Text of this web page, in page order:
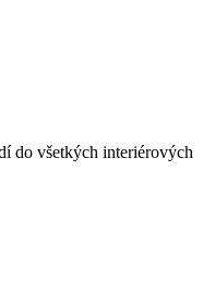
do všetkých interiérových